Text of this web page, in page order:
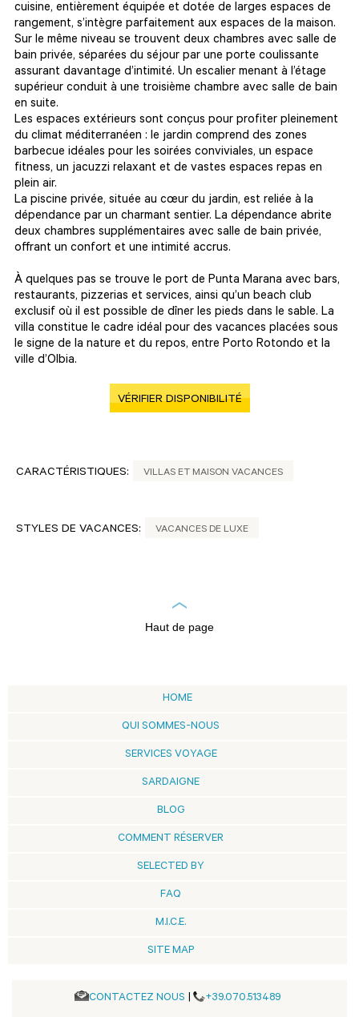
cuisine, entièrement équipée et dotée de larges espaces de
rangement, s’intègre parfaitement aux espaces de la maison.
Sur le même niveau se trouvent deux chambres avec salle de
bain privée, séparées du séjour par une porte coulissante
assurant davantage d’intimité. Un escalier menant à l’étage
supérieur conduit à une troisième chambre avec salle de bain
en suite.
Les espaces extérieurs sont conçus pour profiter pleinement
du climat méditerranéen : le jardin comprend des zones
barbecue idéales pour les soirées conviviales, un espace
fitness, un jacuzzi relaxant et de vastes espaces repas en
plein air.
La piscine privée, située au cœur du jardin, est reliée à la
dépendance par un charmant sentier. La dépendance abrite
deux chambres supplémentaires avec salle de bain privée,
offrant un confort et une intimité accrus.
À quelques pas se trouve le port de Punta Marana avec bars,
restaurants, pizzerias et services, ainsi qu’un beach club
exclusif où il est possible de dîner les pieds dans le sable. La
villa constitue le cadre idéal pour des vacances placées sous
le signe de la nature et du repos, entre Porto Rotondo et la
ville d’Olbia.
VÉRIFIER DISPONIBILITÉ
CARACTÉRISTIQUES: VILLAS ET MAISON VACANCES
STYLES DE VACANCES: VACANCES DE LUXE
Haut de page
HOME
QUI SOMMES-NOUS
SERVICES VOYAGE
SARDAIGNE
BLOG
COMMENT RÉSERVER
SELECTED BY
FAQ
M.I.C.E.
SITE MAP
CONTACTEZ NOUS | +39.070.513489